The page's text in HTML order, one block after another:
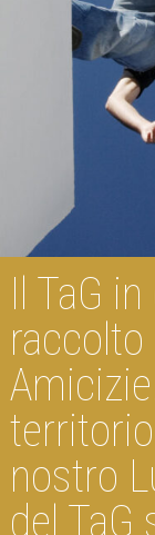
Il TaG
nostro
del